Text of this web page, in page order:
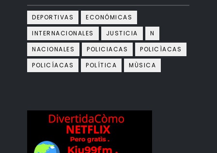
DEPORTIVAS
ECONÓMICAS
INTERNACIONALES
JUSTICIA
N
NACIONALES
POLICIACAS
POLICÌACAS
POLICÍACAS
POLÍTICA MÙSICA